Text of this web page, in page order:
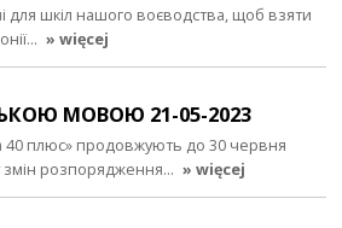
для шкіл нашого воєводства, щоб взяти
» więcej
МОВОЮ 21-05-2023
40 плюс» продовжують до 30 червня
змін розпорядження… » więcej